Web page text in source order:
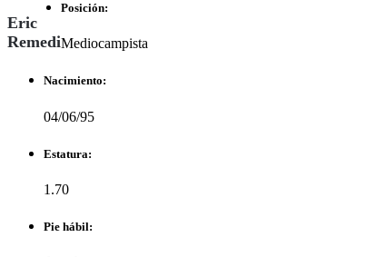
Eric
Remedi
Posición:
Mediocampista
Nacimiento:
04/06/95
Estatura:
1.70
Pie hábil: